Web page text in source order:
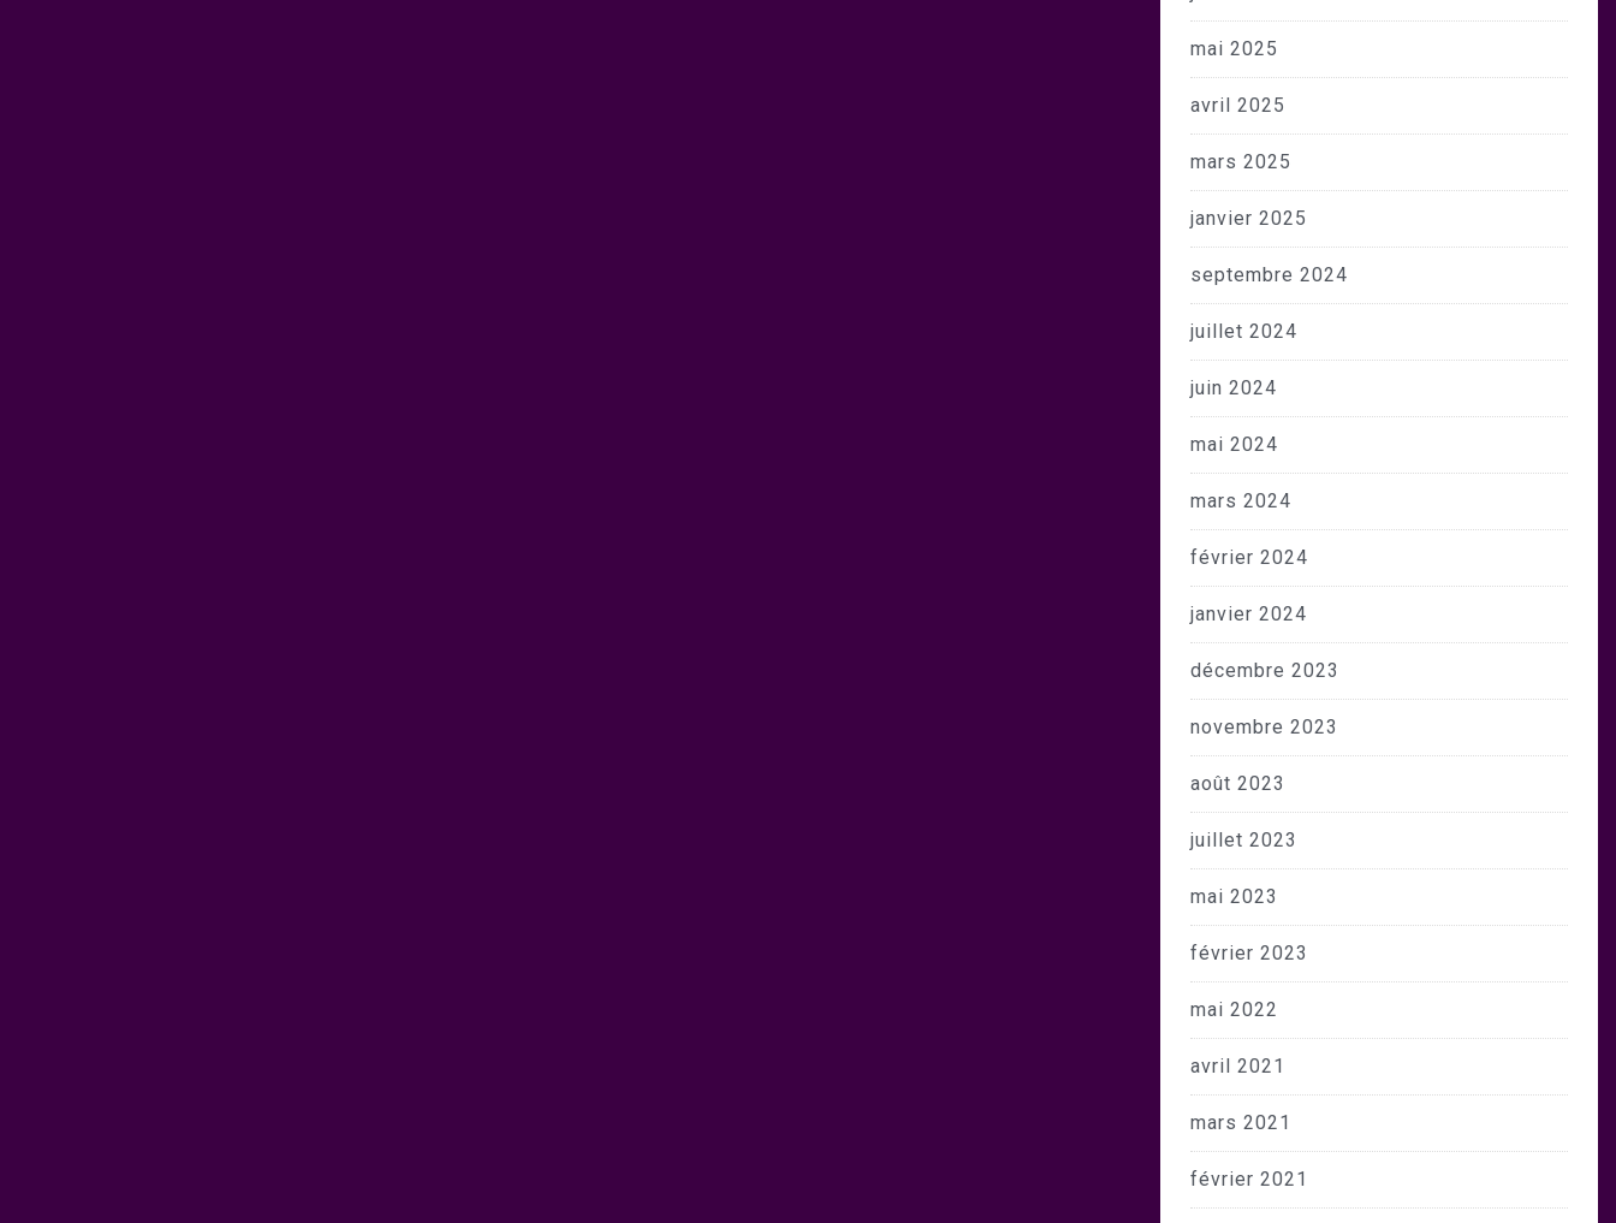
mai 2025
avril 2025
mars 2025
janvier 2025
septembre 2024
juillet 2024
juin 2024
mai 2024
mars 2024
février 2024
janvier 2024
décembre 2023
novembre 2023
août 2023
juillet 2023
mai 2023
février 2023
mai 2022
avril 2021
mars 2021
février 2021